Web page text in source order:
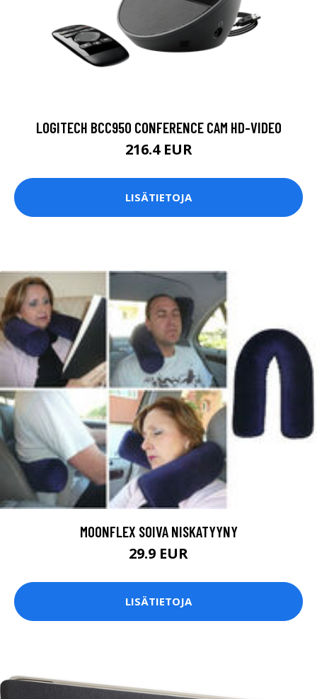
LOGITECH BCC950 CONFERENCE CAM HD-VIDEO
216.4 EUR
LISÄTIETOJA
MOONFLEX SOIVA NISKATYYNY
29.9 EUR
LISÄTIETOJA